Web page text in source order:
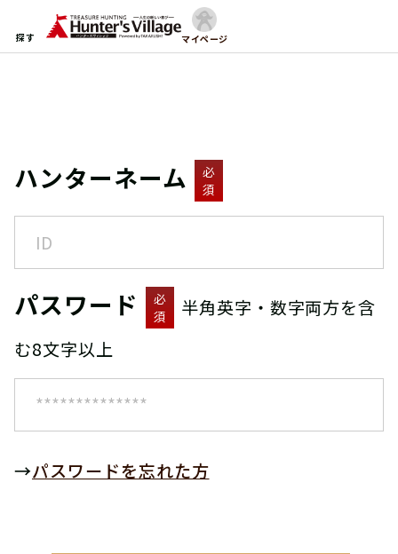
探す マイページ
ハンターネーム
必
須
パスワード
必
須
半角英字・数字両方を含
む8文字以上
→パスワードを忘れた方